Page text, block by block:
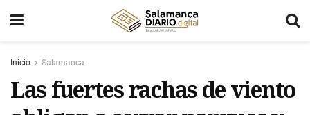
Inicio Salamanca
Las fuertes rachas de viento